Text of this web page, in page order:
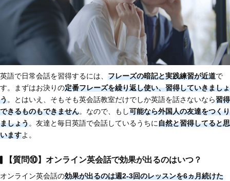
英語で日常会話を習得するには、 フレーズの暗記と実践練習が近道で
す。まずはお決りの定番フレーズを繰り返し使い、習得していきましょ
う。とはいえ、そもそも英会話教室だけでしか英語を話さないなら習得
できるものもできません。なので、もし可能なら外国人の友達をつくり
ましょう。友達と毎日英語で会話しているうちに自然と習得してると思
いますよ。
【質問⑩】オンライン英会話で効果が出るのはいつ？
オンライン英会話の効果が出るのは週2-3回のレッスンを6ヵ月続けた